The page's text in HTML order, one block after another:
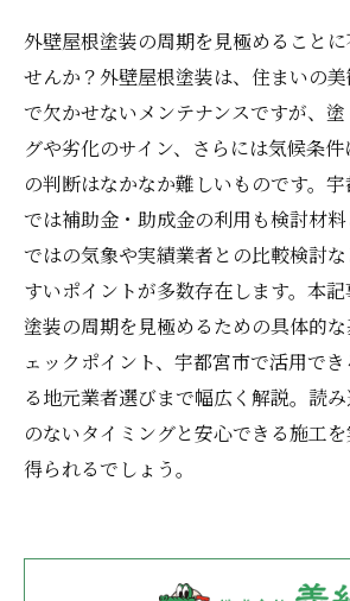
外壁屋根塗装の周期を見極めること
せんか？外壁屋根塗装は、住まいの
で欠かせないメンテナンスですが、
グや劣化のサイン、さらには気候条
の判断はなかなか難しいものです。
では補助金・助成金の利用も検討材
ではの気象や実績業者との比較検討
すいポイントが多数存在します。本
塗装の周期を見極めるための具体的
ェックポイント、宇都宮市で活用で
る地元業者選びまで幅広く解説。読
のないタイミングと安心できる施工
得られるでしょう。